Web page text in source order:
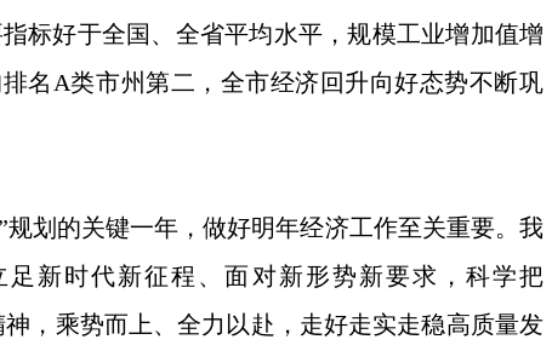
标好于全国、全省平均水平，规模工业增加值增
名A类市州第二，全市经济回升向好态势不断巩
划的关键一年，做好明年经济工作至关重要。我
新时代新征程、面对新形势新要求，科学把
，乘势而上、全力以赴，走好走实走稳高质量发